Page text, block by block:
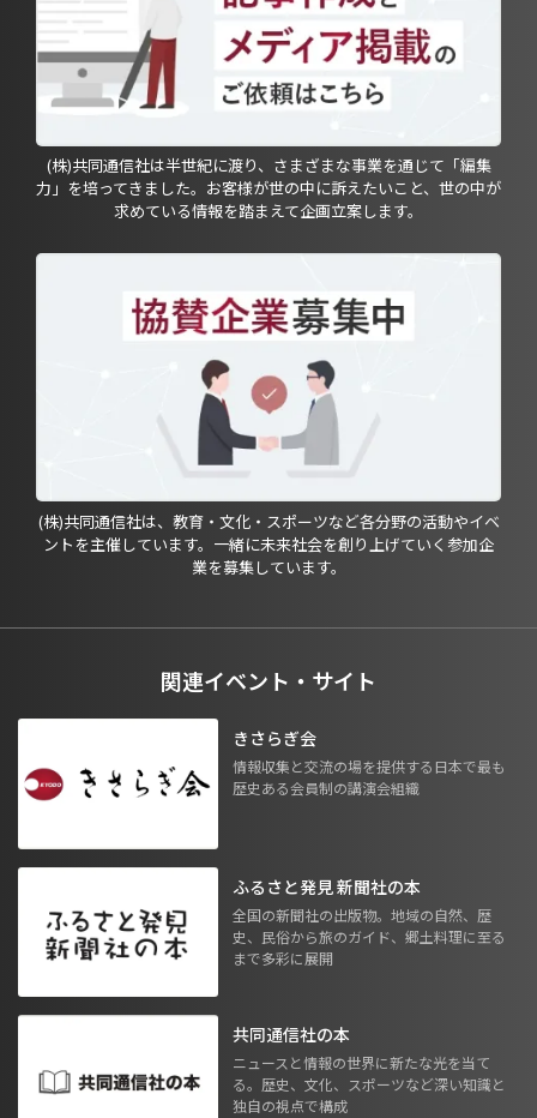
(株)共同通信社は半世紀に渡り、さまざまな事業を通じて「編集
力」を培ってきました。お客様が世の中に訴えたいこと、世の中が
求めている情報を踏まえて企画立案します。
(株)共同通信社は、教育・文化・スポーツなど各分野の活動やイベ
ントを主催しています。一緒に未来社会を創り上げていく参加企
業を募集しています。
関連イベント・サイト
きさらぎ会
情報収集と交流の場を提供する日本で最も
歴史ある会員制の講演会組織
ふるさと発見 新聞社の本
全国の新聞社の出版物。地域の自然、歴
史、民俗から旅のガイド、郷土料理に至る
まで多彩に展開
共同通信社の本
ニュースと情報の世界に新たな光を当て
る。歴史、文化、スポーツなど深い知識と
独自の視点で構成